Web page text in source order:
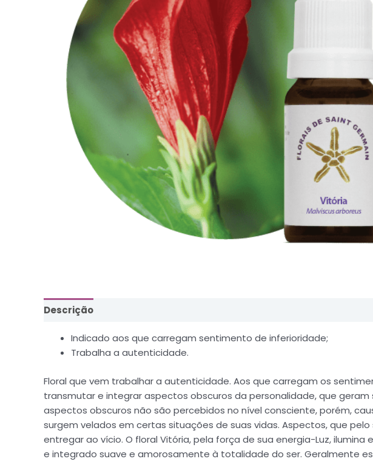
Descrição
Indicado aos que carregam sentimento de inferioridade;
Trabalha a autenticidade.
Floral que vem trabalhar a autenticidade. Aos que carregam os
transmutar e integrar aspectos obscuros da personalidade, que
aspectos obscuros não são percebidos no nível consciente, porém,
surgem velados em certas situações de suas vidas. Aspectos, que
entregar ao vício. O floral Vitória, pela força de sua energia-Luz,
e integrado suave e amorosamente à totalidade do ser. Geralmente